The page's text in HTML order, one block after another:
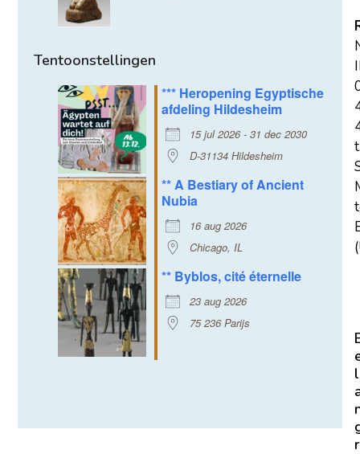
Tentoonstellingen
*** Heropening Egyptische
afdeling Hildesheim
15 jul 2026 - 31 dec 2030
D-31134 Hildesheim
** A Bestiary of Ancient
Nubia
16 aug 2026
Chicago, IL
** Byblos, cité éternelle
23 aug 2026
75 236 Parijs
l
r